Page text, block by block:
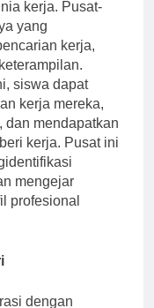
kerja. Pusat-
yang
kerja,
siswa dapat
kerja mereka,
dan mendapatkan
kerja. Pusat ini
mengejar
profesional